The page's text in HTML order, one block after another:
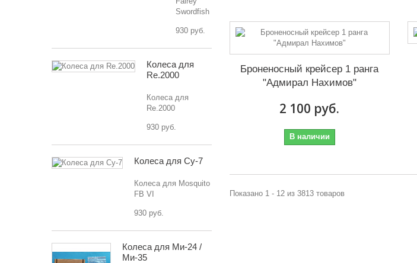
Swordfish
930 руб.
Колеса для
Re.2000
Колеса для
Re.2000
930 руб.
Колеса для Су-7
Колеса для Mosquito
FB VI
930 руб.
Колеса для Ми-24 /
Ми-35
Броненосный крейсер 1 ранга
"Адмирал Нахимов"
2 100 руб.
В наличии
Показано 1 - 12 из 3813 товаров